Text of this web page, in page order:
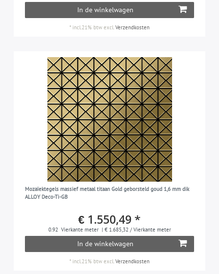
In de winkelwagen
* incl.21% btw excl.Verzendkosten
Mozaïektegels massief metaal titaan Gold geborsteld goud 1,6 mm dik
ALLOY Deco-Ti-GB
€ 1.550,49 *
0.92 Vierkante meter | € 1.685,32 / Vierkante meter
In de winkelwagen
* incl.21% btw excl. Verzendkosten